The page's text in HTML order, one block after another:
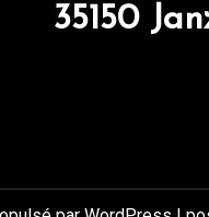
35150